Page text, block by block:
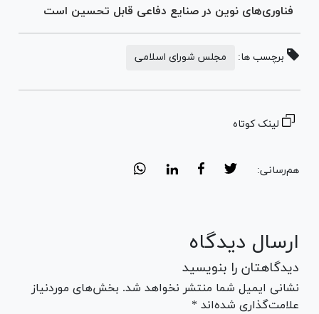
فناوری‌های نوین در صنایع دفاعی قابل تحسین است
برچسب ها: مجلس شورای اسلامی
لینک کوتاه
هم‌رسانی:
ارسال دیدگاه
دیدگاهتان را بنویسید
نشانی ایمیل شما منتشر نخواهد شد. بخش‌های موردنیاز
علامت‌گذاری شده‌اند *